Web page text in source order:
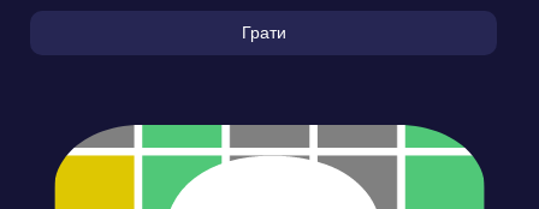
Грати